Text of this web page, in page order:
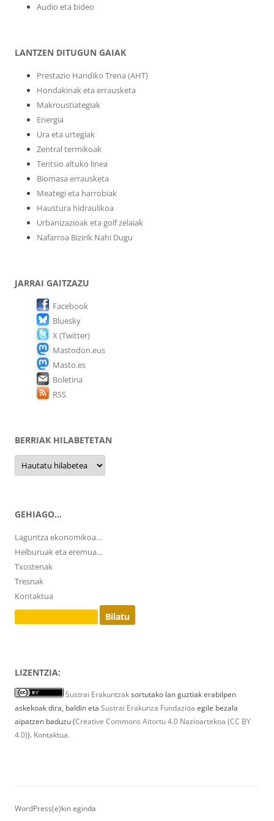
Audio eta bideo
LANTZEN DITUGUN GAIAK
Prestazio Handiko Trena (AHT)
Hondakinak eta errausketa
Makroustiategiak
Energia
Ura eta urtegiak
Zentral termikoak
Tentsio altuko linea
Biomasa errausketa
Meategi eta harrobiak
Haustura hidraulikoa
Urbanizazioak eta golf zelaiak
Nafarroa Bizirik Nahi Dugu
JARRAI GAITZAZU
Facebook
Bluesky
X (Twitter)
Mastodon.eus
Masto.es
Boletina
RSS
BERRIAK HILABETETAN
Berriak
hilabetetan
GEHIAGO…
Laguntza ekonomikoa…
Helburuak eta eremua…
Txostenak
Tresnak
Kontaktua
Bilatu:
LIZENTZIA:
Sustrai Erakuntzaksortutako lan guztiak erabilpen
askekoak dira, baldin eta Sustrai Erakunza Fundazioa egile bezala
aipatzen baduzu (Creative Commons Aitortu 4.0 Nazioartekoa (CC BY
4.0)). Kontaktua.
WordPress(e)kin eginda